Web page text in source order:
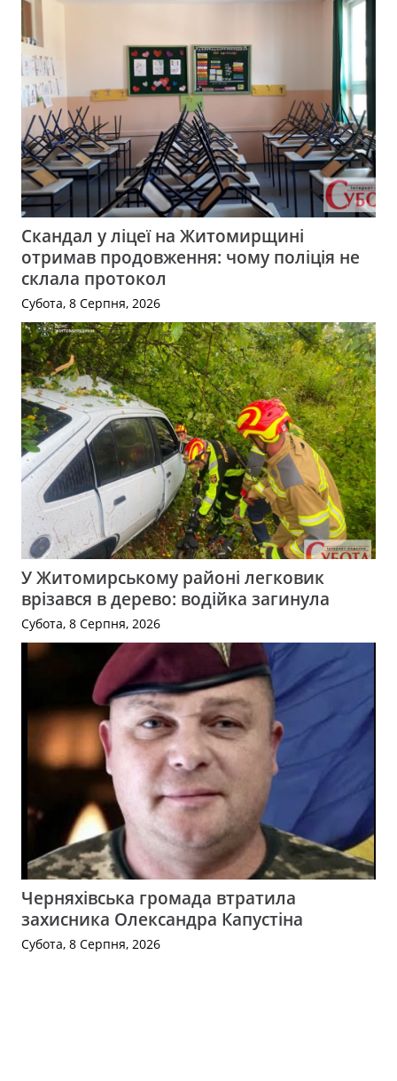
Скандал у ліцеї на Житомирщині
отримав продовження: чому поліція не
склала протокол
Субота, 8 Серпня, 2026
У Житомирському районі легковик
врізався в дерево: водійка загинула
Субота, 8 Серпня, 2026
Черняхівська громада втратила
захисника Олександра Капустіна
Субота, 8 Серпня, 2026